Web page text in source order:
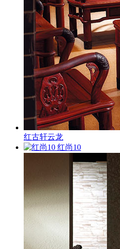
红古轩云龙
红尚10